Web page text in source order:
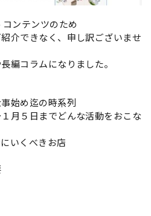
ンテンツのため
介できなく、申し訳ございませ
編コラムになりました。
始め迄の時系列
月５日までどんな活動をおこな
いくべきお店